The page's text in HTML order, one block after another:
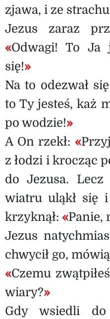
zjawa, i ze
Jezus zaraz
«Odwagi! To Ja
się!»
Na to odezwał
to Ty jesteś, każ
po wodzie!»
A On rzekł: «
z łodzi i krocząc
do Jezusa.
wiatru uląkł się i
krzyknął: «Panie,
Jezus
chwycił go,
«Czemu
wiary?»
Gdy wsiedli